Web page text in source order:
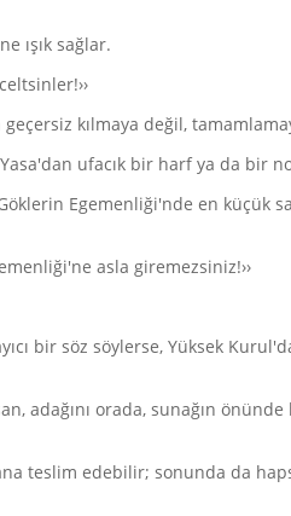
ışık sağlar.
kılmaya değil,
ufacık bir harf ya da bir
Egemenliği'nde en küçük
asla giremezsiniz!››
bir söz söylerse, Yüksek
adağını orada, sunağın önünde
teslim edebilir; sonunda da